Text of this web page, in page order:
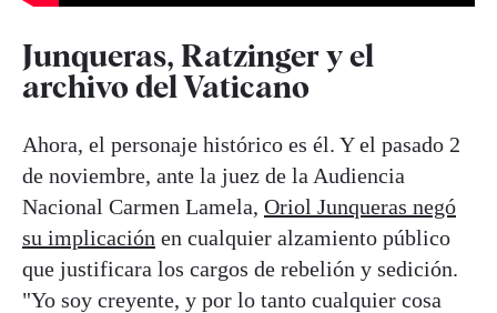
Junqueras, Ratzinger y el
archivo del Vaticano
Ahora, el personaje histórico es él. Y el pasado 2
de noviembre, ante la juez de la Audiencia
Nacional Carmen Lamela, Oriol Junqueras negó
su implicación en cualquier alzamiento público
que justificara los cargos de rebelión y sedición.
"Yo soy creyente, y por lo tanto cualquier cosa